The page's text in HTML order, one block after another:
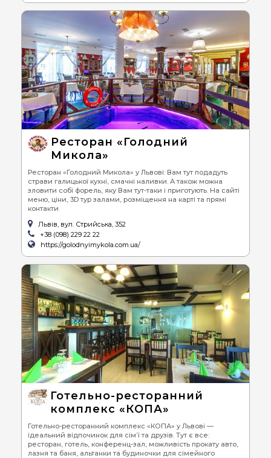
Ресторан «Голодний
Микола»
Ресторан «Голодний Микола» у Львові: Вам тут подадуть
страви галицької кухні, смачні наливки. А також можна
зловити собі форель, яку Вам тут-таки і приготують. На сайті
меню, ціни, 3D тур залами, розміщення на карті та прямі
контакти
Львів, вул. Стрийська, 352
+38 (098) 229 22 22
https://golodnyimykola.com.ua/
Готельно-ресторанний
комплекс «КОПА»
Готельно-ресторанний комплекс «КОПА» у Львові —
ідеальний відпочинок для сім’ї та друзів. Тут є все:
ресторан, готель, конференц-зал, можливість прокату авто,
лазня та баня, альтанки та будиночки для сімейного